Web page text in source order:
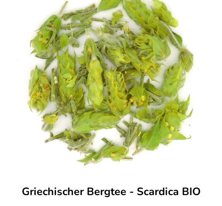
Griechischer Bergtee - Scardica BIO